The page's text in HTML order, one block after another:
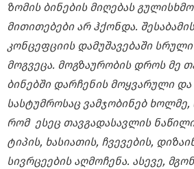
ზომის ბინების მიღებას
მითითებები არ ჰქონდა.
კონცეფციის დამუშავებაში
მოგვეცა. მოგზაურობის დროს მე
ბინებში დარჩენის მოყვარული
სასტუმროსაც ვამჯობინებ
რომ ესეც თავგადასავლის
ტიპის, ხასიათის, ჩვევების,
სივრცეების აღმოჩენა. ასევე,